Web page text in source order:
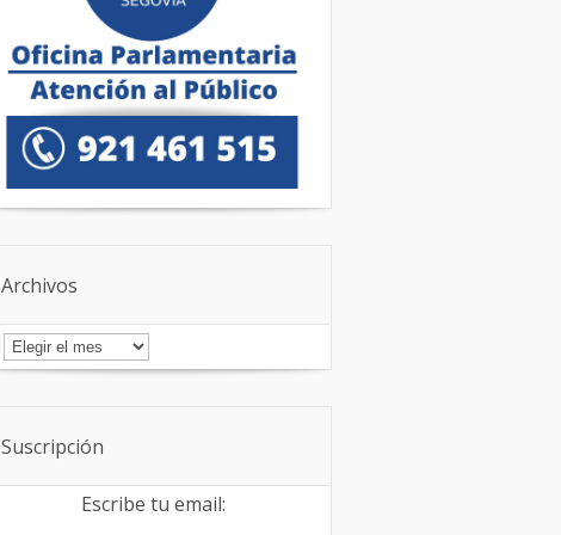
Archivos
Archivos
Suscripción
Escribe tu email: